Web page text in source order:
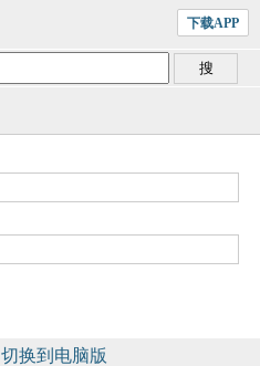
下载APP
切换到电脑版